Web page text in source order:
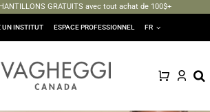
GRATUITS avec tout achat de 100$+
UN INSTITUT ESPACE PROFESSIONNEL FR